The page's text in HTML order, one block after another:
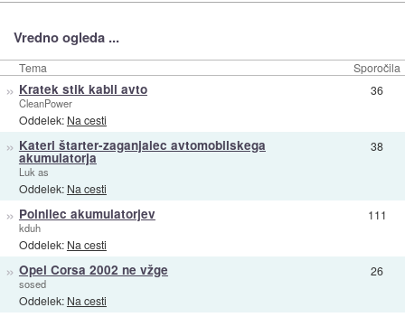
Vredno ogleda ...
Tema Sporočila
» Kratek stik kabli avto
CleanPower
Oddelek: Na cesti
36
» Kateri štarter-zaganjalec avtomobilskega
akumulatorja
Luk as
Oddelek: Na cesti
38
» Polnilec akumulatorjev
kduh
Oddelek: Na cesti
111
» Opel Corsa 2002 ne vžge
sosed
Oddelek: Na cesti
26